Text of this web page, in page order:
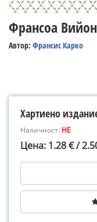
Франсоа Вийон
Автор: Франсис Карко
Хартиено
Наличност: НЕ
Цена: 1.28 € /